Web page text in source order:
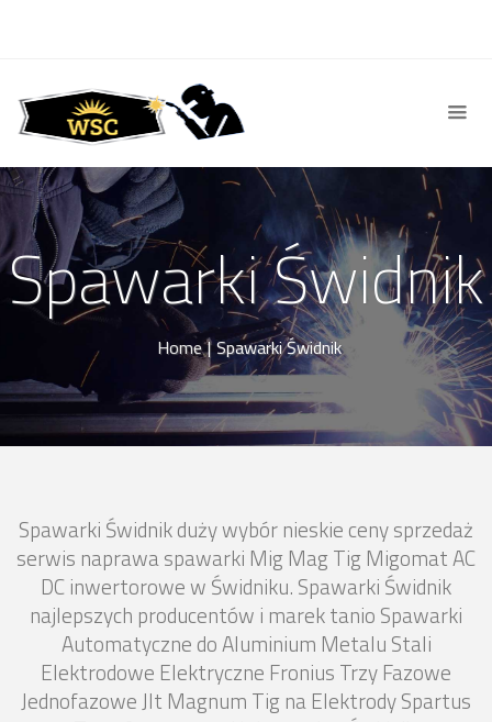
Spawarki Świdnik
Home | Spawarki Świdnik
Spawarki Świdnik duży wybór nieskie ceny sprzedaż
serwis naprawa spawarki Mig Mag Tig Migomat AC
DC inwertorowe w Świdniku. Spawarki Świdnik
najlepszych producentów i marek tanio Spawarki
Automatyczne do Aluminium Metalu Stali
Elektrodowe Elektryczne Fronius Trzy Fazowe
Jednofazowe Jlt Magnum Tig na Elektrody Spartus